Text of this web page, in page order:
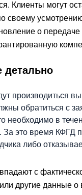
Клиенты могут
своему
о передаче
детально
производиться
обратиться с
в
За это время КФГД
либо
с
другие данные о